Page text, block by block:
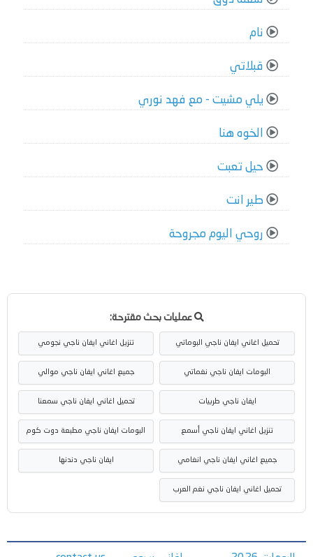
نام
قبلاتي
يلي مشيت - مع فهد نوري
الخوه هنا
حيل تعبت
طير انت
روحي اليوم مجروحة
عمليات بحث مقترحة:
تحميل اغاني ايفان ناجي البوماتي تنزيل اغاني ايفان ناجي نجومي
البومات ايفان ناجي نغماتي جميع اغاني ايفان ناجي موالي
ايفان ناجي طربيات تحميل اغاني ايفان ناجي سمعنا
تنزيل اغاني ايفان ناجي أسمع البومات ايفان ناجي مطبعة دوت كوم
جميع اغاني ايفان ناجي انغامي ايفان ناجي دندنها
تحميل اغاني ايفان ناجي نغم العرب